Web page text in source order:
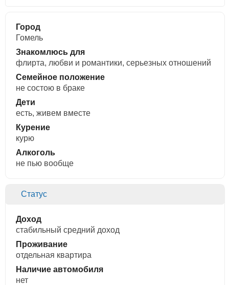
Город
Гомель
Знакомлюсь для
флирта, любви и романтики, cерьезных отношений
Семейное положение
не состою в браке
Дети
есть, живем вместе
Курение
курю
Алкоголь
не пью вообще
Статус
Доход
стабильный средний доход
Проживание
отдельная квартира
Наличие автомобиля
нет